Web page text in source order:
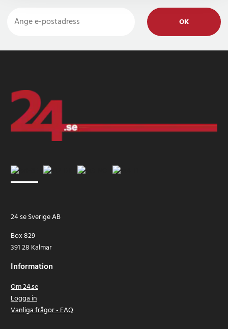
OK
24 se Sverige AB
Box 829
391 28 Kalmar
Information
Om 24.se
Logga in
Vanliga frågor - FAQ